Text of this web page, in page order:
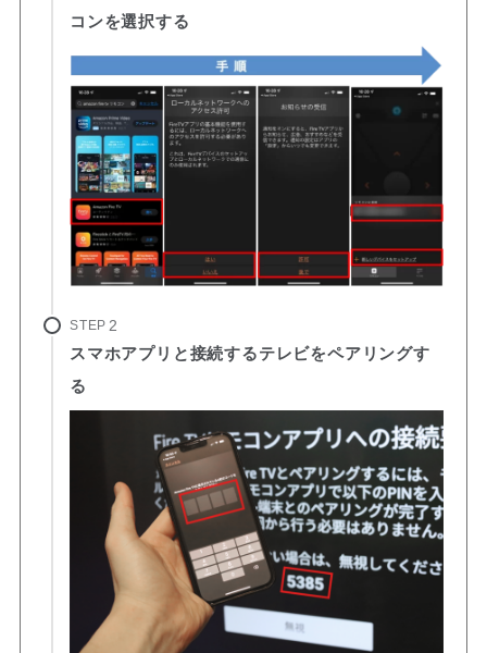
コンを選択する
STEP
スマホアプリと接続するテレビをペアリングす
る